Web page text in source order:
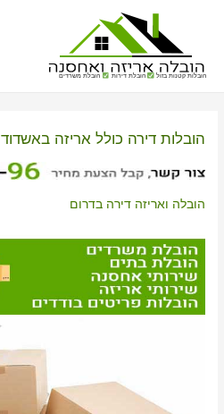
הובלות קטנות בזול הובלת דירות הובלת משרדים
הובלות דירה כולל אריזה באשדוד
הובלה ואריזה דירה בדרום